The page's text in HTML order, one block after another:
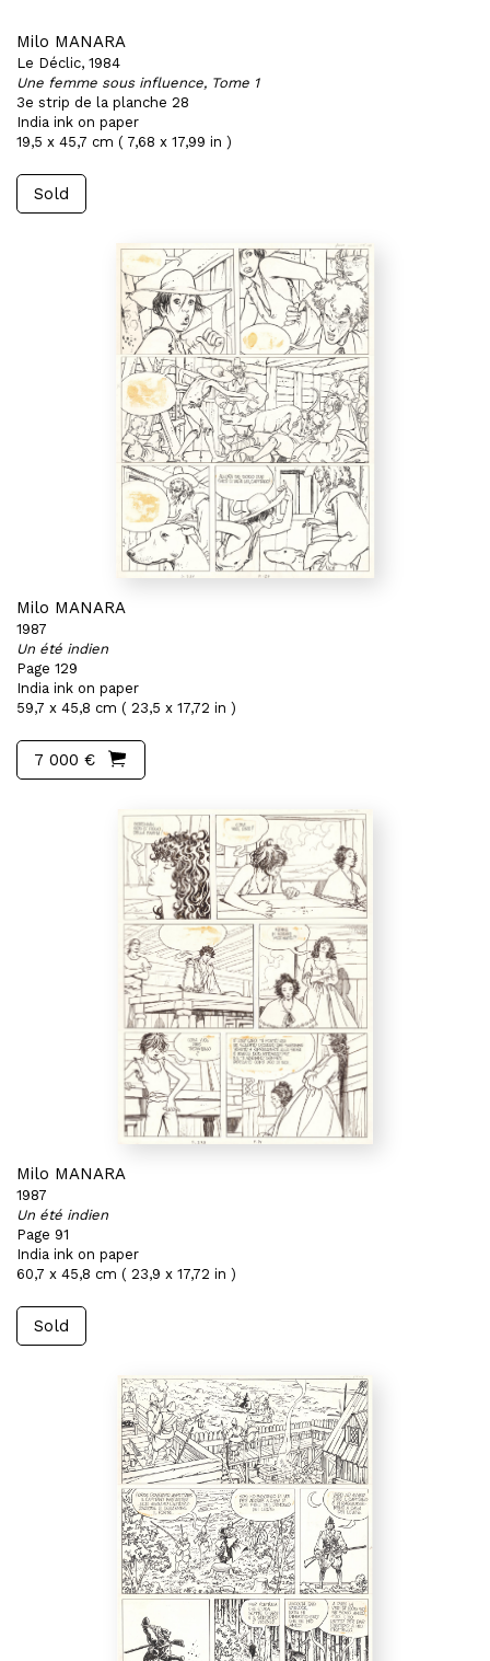
Milo MANARA
Le Déclic, 1984
Une femme sous influence, Tome 1
3e strip de la planche 28
India ink on paper
19,5 x 45,7 cm ( 7,68 x 17,99 in )
Sold
Milo MANARA
1987
Un été indien
Page 129
India ink on paper
59,7 x 45,8 cm ( 23,5 x 17,72 in )
7 000 €
Milo MANARA
1987
Un été indien
Page 91
India ink on paper
60,7 x 45,8 cm ( 23,9 x 17,72 in )
Sold